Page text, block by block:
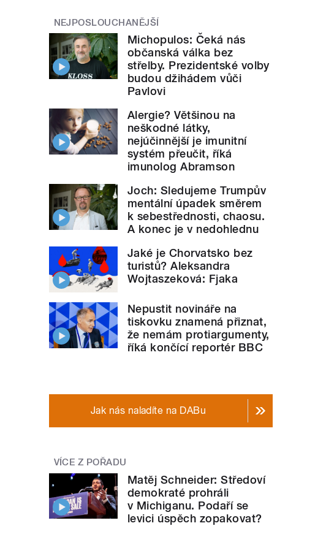
NEJPOSLOUCHANĚJŠÍ
Michopulos: Čeká nás
občanská válka bez
střelby. Prezidentské volby
budou džihádem vůči
Pavlovi
Alergie? Většinou na
neškodné látky,
nejúčinnější je imunitní
systém přeučit, říká
imunolog Abramson
Joch: Sledujeme Trumpův
mentální úpadek směrem
k sebestřednosti, chaosu.
A konec je v nedohlednu
Jaké je Chorvatsko bez
turistů? Aleksandra
Wojtaszeková: Fjaka
Nepustit novináře na
tiskovku znamená přiznat,
že nemám protiargumenty,
říká končící reportér BBC
Jak nás naladíte na DABu
VÍCE Z POŘADU
Matěj Schneider: Středoví
demokraté prohráli
v Michiganu. Podaří se
levici úspěch zopakovat?